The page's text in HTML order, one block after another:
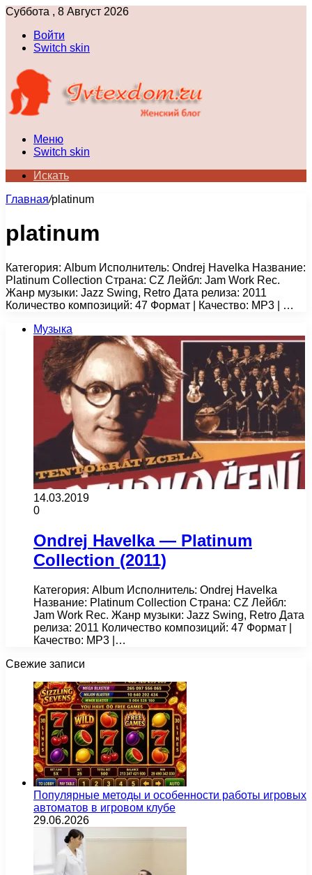
Суббота , 8 Август 2026
Войти
Switch skin
Меню
Switch skin
Искать
Главная/platinum
platinum
Категория: Album Исполнитель: Ondrej Havelka Название:
Platinum Collection Страна: CZ Лейбл: Jam Work Rec.
Жанр музыки: Jazz Swing, Retro Дата релиза: 2011
Количество композиций: 47 Формат | Качество: MP3 | …
Музыка
14.03.2019
0
Ondrej Havelka — Platinum
Collection (2011)
Категория: Album Исполнитель: Ondrej Havelka
Название: Platinum Collection Страна: CZ Лейбл:
Jam Work Rec. Жанр музыки: Jazz Swing, Retro Дата
релиза: 2011 Количество композиций: 47 Формат |
Качество: MP3 |…
Свежие записи
Популярные методы и особенности работы игровых
автоматов в игровом клубе
29.06.2026